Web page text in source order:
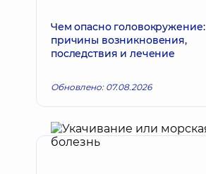
Чем опасно головокружение:
причины возникновения,
последствия и лечение
Обновлено: 07.08.2026